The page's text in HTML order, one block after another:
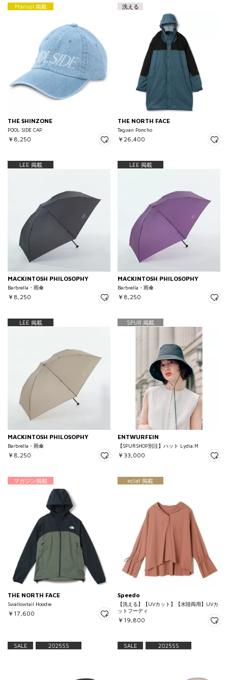
Marisol 掲載
THE SHINZONE
POOL SIDE CAP
￥8,250
洗える
THE NORTH FACE
Taguan Poncho
￥26,400
LEE 掲載
MACKINTOSH PHILOSOPHY
Barbrella・雨傘
￥8,250
LEE 掲載
MACKINTOSH PHILOSOPHY
Barbrella・雨傘
￥8,250
LEE 掲載
MACKINTOSH PHILOSOPHY
Barbrella・雨傘
￥8,250
SPUR 掲載
ENTWURFEIN
【SPURSHOP別注】ハット Lydia.M
￥33,000
マガジン掲載
THE NORTH FACE
Swallowtail Hoodie
￥17,600
eclat 掲載
Speedo
【洗える】【UVカット】【水陸両用】UVカ
ットフーディ
￥19,800
SALE 2025SS SALE 2025SS